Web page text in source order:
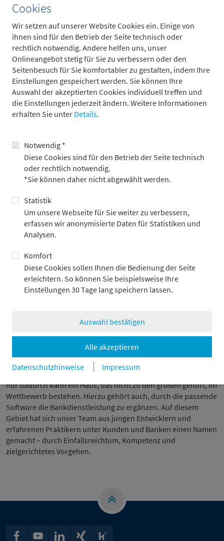
Cookies
Wir setzen auf unserer Website Cookies ein. Einige von
ihnen sind für den Betrieb der Seite technisch oder
rechtlich notwendig. Andere helfen uns, unser
Onlineangebot stetig für Sie zu verbessern oder den
Seitenbesuch für Sie komfortabler zu gestalten, indem Ihre
Einstellungen gespeichert werden. Sie können Ihre
Auswahl der akzeptierten Cookies individuell treffen und
die Einstellungen jederzeit ändern. Weitere Informationen
erhalten Sie unter Details.
Notwendig *
Diese Cookies sind für den Betrieb der Seite technisch
oder rechtlich notwendig.
*Sie können daher nicht abgewählt werden.
Statistik
Um unsere Webseite für Sie weiter zu verbessern,
erfassen wir anonymisierte Daten für Statistiken und
Analysen.
Komfort
Diese Cookies sollen Ihnen die Bedienung der Seite
erleichtern. So können Sie beispielsweise Ihre
Einstellungen 30 Tage lang speichern lassen.
Auswahl bestätigen
Alle akzeptieren
Datenschutzhinweise
Impressum
Wir übernehmen Verantwortung
gegenüber unseren Kunden
Wir streben enge, vertrauensvolle und dauerhafte
Beziehungen zu unseren Kunden an. Ihnen begegnet nicht der
Beauftragte, sondern der Verantwortliche. Wir machen uns ihre
neuartiger Problemlösungen und die Abwicklung komplexer
Transaktionen.
Wir konzentrieren uns auf unsere
Stärken
spezifische Kompetenz haben, und auf Geschäftsbeziehungen,
die für unsere Kunden Nutzen bringen und allein dadurch zu
langfristigen Beziehungen führen. Nicht Einlagen und Kredite
stehen für uns im Vordergrund, sondern die maßgeschneiderte
Wir schaffen neuartige Lösungen
In Innovation und Produktgestaltung wollen wir führend sein;
nur dadurch kann ein Haus, das nicht zu den großen gehört, im
Wettbewerb bestehen. Hierzu gehört auch, durch die passende
Software die Bankdienstleistung zu ergänzen. Auf diesem
Gebiet hat sich unser Team aus jungen Entwicklern und
erfahrenen Praktikern unter Kunden und Banken einen Namen
gemacht – durch Einfallsreichtum, Kompetenz und
zielgerichtetes Vorgehen.